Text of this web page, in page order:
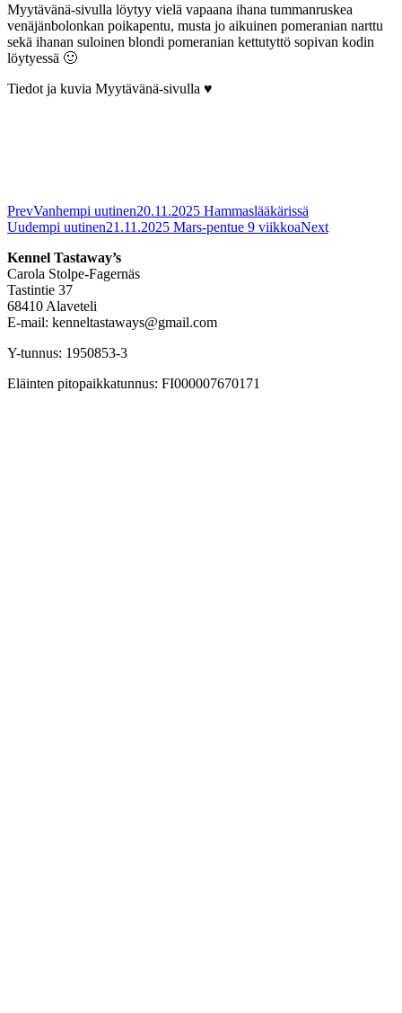
Myytävänä-sivulla löytyy vielä vapaana ihana tummanruskea
venäjänbolonkan poikapentu, musta jo aikuinen pomeranian narttu
sekä ihanan suloinen blondi pomeranian kettutyttö sopivan kodin
löytyessä 🙂
Tiedot ja kuvia Myytävänä-sivulla ♥
PrevVanhempi uutinen20.11.2025 Hammaslääkärissä
Uudempi uutinen21.11.2025 Mars-pentue 9 viikkoaNext
Kennel Tastaway’s
Carola Stolpe-Fagernäs
Tastintie 37
68410 Alaveteli
E-mail: kenneltastaways@gmail.com
Y-tunnus: 1950853-3
Eläinten pitopaikkatunnus: FI000007670171